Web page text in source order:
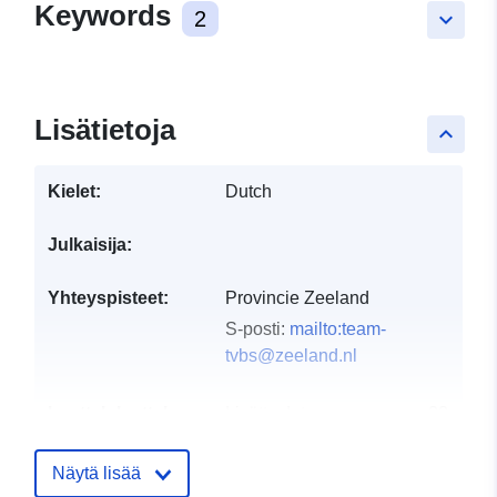
keyboard_arrow_down
Keywords 2
keyboard_arrow_up
Lisätietoja
Kielet: Dutch
Julkaisija:
Yhteyspisteet:
Provincie Zeeland
S-posti: mailto:team-
tvbs@zeeland.nl
Näytä lisää